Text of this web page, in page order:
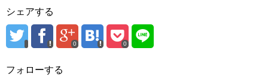
シェアする
0 0
フォローする